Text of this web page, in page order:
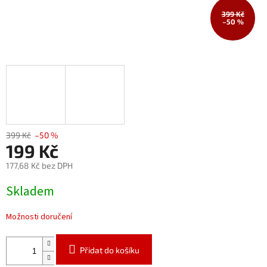
399 Kč
–50 %
399 Kč –50 %
199 Kč
177,68 Kč bez DPH
cena:
Skladem
Možnosti doručení
Přidat do košíku